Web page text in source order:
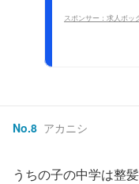
スポンサー：求人ボッ
No.8 アカニシ
うちの子の中学は整